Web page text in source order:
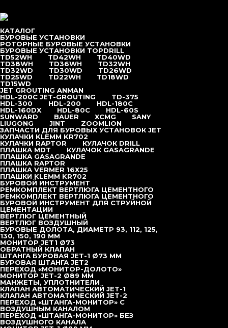
КАТАЛОГ
БУРОВЫЕ УСТАНОВКИ
РОТОРНЫЕ БУРОВЫЕ УСТАНОВКИ
БУРОВЫЕ УСТАНОВКИ TOPDRILL
TD52WH
TD42WH
TD40WD
TD38WH
TD36WH
TD32WH
TD32WD
TD30WD
TD26WD
TD25WD
TD22WH
TD18WD
TD15WD
JET GROUTING ANMAN
HDL-200C JET-GROUTING
TD-375
HDL-300
HDL-200
HDL-180С
HDL-160DX
HDL-80C
HDL-60S
SUNWARD
BAUER XCMG
SANY
LIUGONG
JINT
ZOOMLION
ЗАПЧАСТИ ДЛЯ БУРОВЫХ УСТАНОВОК JET
КУЛАЧКИ KLEMM KR702
КУЛАЧКИ RAPTOR
КУЛАЧОК DRILL
ПЛАШКА MDT
КУЛАЧОК GASAGRANDE
ПЛАШКА GASAGRANDE
ПЛАШКА RAPTOR
ПЛАШКА VERMER 16Х25
ПЛАШКИ KLEMM KR702
БУРОВОЙ ИНСТРУМЕНТ
РЕМКОМПЛЕКТ ВЕРТЛЮГА ЦЕМЕНТНОГО
РЕМКОМПЛЕКТ ВЕРТЛЮГА ЦЕМЕНТНОГО
БУРОВОЙ ИНСТРУМЕНТ ДЛЯ СТРУЙНОЙ
ЦЕМЕНТАЦИИ
ВЕРТЛЮГ ЦЕМЕНТНЫЙ
ВЕРТЛЮГ ВОЗДУШНЫЙ
БУРОВЫЕ ДОЛОТА, ДИАМЕТР 93, 112, 125,
130, 150, 190 ММ
МОНИТОР JET1 Ø73
ОБРАТНЫЙ КЛАПАН
ШТАНГА БУРОВАЯ JET-1 Ø73 ММ
БУРОВАЯ ШТАНГА JET2
ПЕРЕХОД «МОНИТОР-ДОЛОТО»
МОНИТОР JET-2 Ø89 ММ
МАНЖЕТЫ, УПЛОТНИТЕЛИ
КЛАПАН АВТОМАТИЧЕСКИЙ JET-1
КЛАПАН АВТОМАТИЧЕСКИЙ JET-2
ПЕРЕХОД «ШТАНГА-МОНИТОР» С
ВОЗДУШНЫМ КАНАЛОМ
ПЕРЕХОД «ШТАНГА-МОНИТОР» БЕЗ
ВОЗДУШНОГО КАНАЛА
Главная / Каталог Буровые установки
Sunward
меню
Каталог
Буровые установки
Роторные буровые установки
Буровые установки Topdrill
TD15WD
TD18WD
TD22WH
TD25WD
TD26WD
TD30WD
TD32WD
TD32WH
TD36WH
TD38WH
TD40WD
TD42WH
TD52WH
Jet Grouting Anman
HDL-60S
HDL-80C
HDL-160DX
HDL-180С
HDL-200
HDL-300
TD-375
HDL-200C Jet-grouting
Sunward
Bauer
Xcmg
Sany
LiuGong
JINT